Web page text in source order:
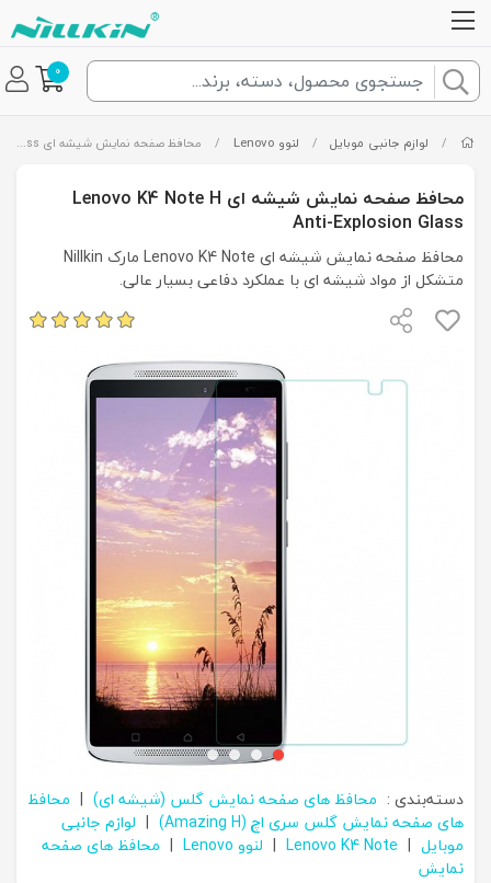
0
/ لوازم جانبی موبایل / لنوو Lenovo / محافظ صفحه نمایش شیشه ای Lenovo K4 Note H Anti-Explosion Glass
محافظ صفحه نمایش شیشه ای Lenovo K4 Note H
Anti-Explosion Glass
محافظ صفحه نمایش شیشه ای Lenovo K4 Note مارک Nillkin
متشکل از مواد شیشه ای با عملکرد دفاعی بسیار عالی.
دسته‌بندی : محافظ های صفحه نمایش گلس (شیشه ای) | محافظ
های صفحه نمایش گلس سری اچ (Amazing H)
| لوازم جانبی
موبایل |
Lenovo K4 Note
| لنوو Lenovo | محافظ های صفحه
نمایش